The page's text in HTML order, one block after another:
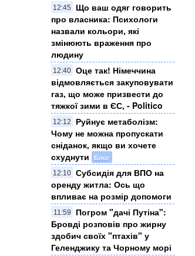
12:45
Що ваш одяг говорить
про власника: Психологи
назвали кольори, які
змінюють враження про
людину
12:40 Оце так! Німеччина
відмовляється закуповувати
газ, що може призвести до
тяжкої зими в ЄС, - Politico
12:12
Руйнує метаболізм:
Чому не можна пропускати
сніданок, якщо ви хочете
схуднути
Блог
12:10 Субсидія для ВПО на
оренду житла: Ось що
впливає на розмір допомоги
11:59
Погром "дачі Путіна":
Бровді розповів про жирну
здобич своїх "птахів" у
Геленджику та Чорному морі